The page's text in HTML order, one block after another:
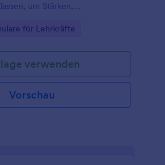
um Stärken,
zu dokumentieren.
für Lehrkräfte
verwenden
Vorschau